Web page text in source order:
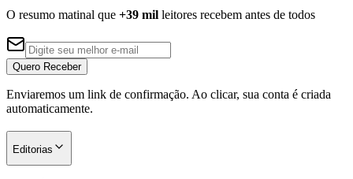
O resumo matinal que +39 mil leitores recebem antes de todos
Quero Receber
Enviaremos um link de confirmação. Ao clicar, sua conta é criada
automaticamente.
Editorias